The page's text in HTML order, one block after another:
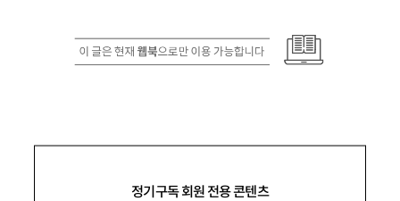
정기구독 회원 전용 콘텐츠